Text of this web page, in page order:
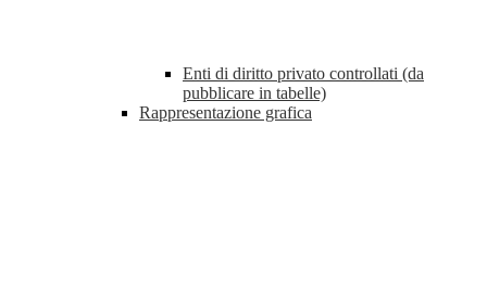
Enti di diritto privato controllati (da
pubblicare in tabelle)
Rappresentazione grafica